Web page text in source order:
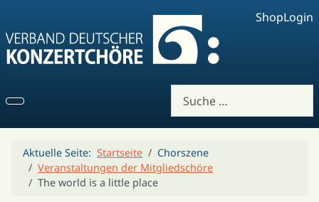
ShopLogin
Aktuelle Seite: Startseite
Chorszene
Veranstaltungen der Mitgliedschöre
The world is a little place